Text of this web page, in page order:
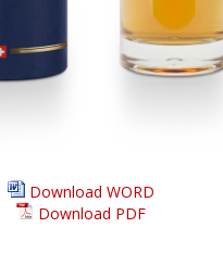
Download WORD
Download PDF